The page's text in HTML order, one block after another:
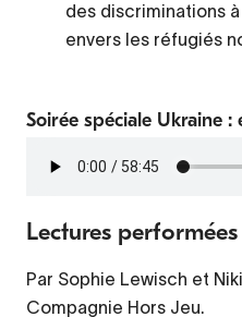
des discriminations
envers les réfugiés
Soirée spéciale Ukraine
Lectures performées
Par Sophie Lewisch et
Compagnie Hors Jeu.